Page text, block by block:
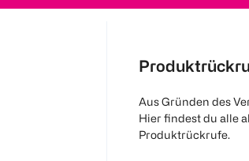
Aus Gründen des
Hier findest du alle
Produktrückrufe.